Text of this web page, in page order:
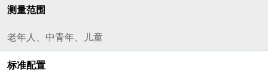
测量范围
老年人、中青年、儿童
标准配置